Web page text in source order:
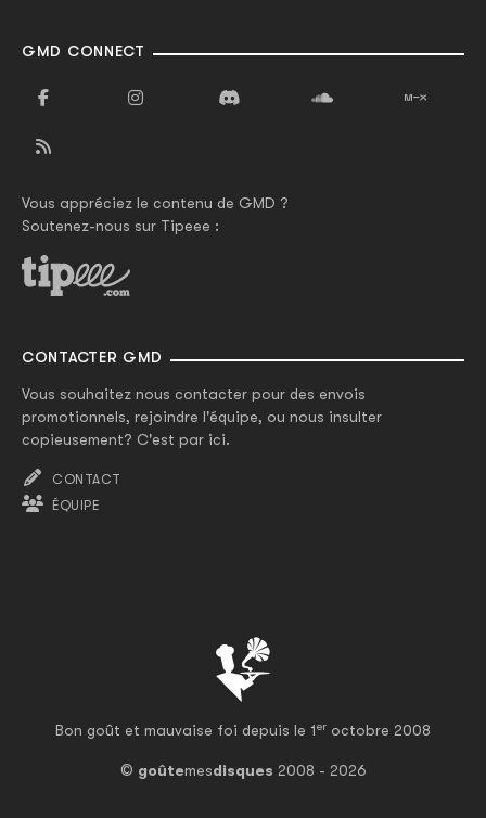
Bon goût et mauvaise foi depuis le 1er octobre 2008
© goûtemesdisques 2008 - 2026
GMD CONNECT
Vous appréciez le contenu de GMD ?
Soutenez-nous sur Tipeee :
CONTACTER GMD
Vous souhaitez nous contacter pour des envois
promotionnels, rejoindre l'équipe, ou nous insulter
copieusement? C'est par ici.
CONTACT
ÉQUIPE